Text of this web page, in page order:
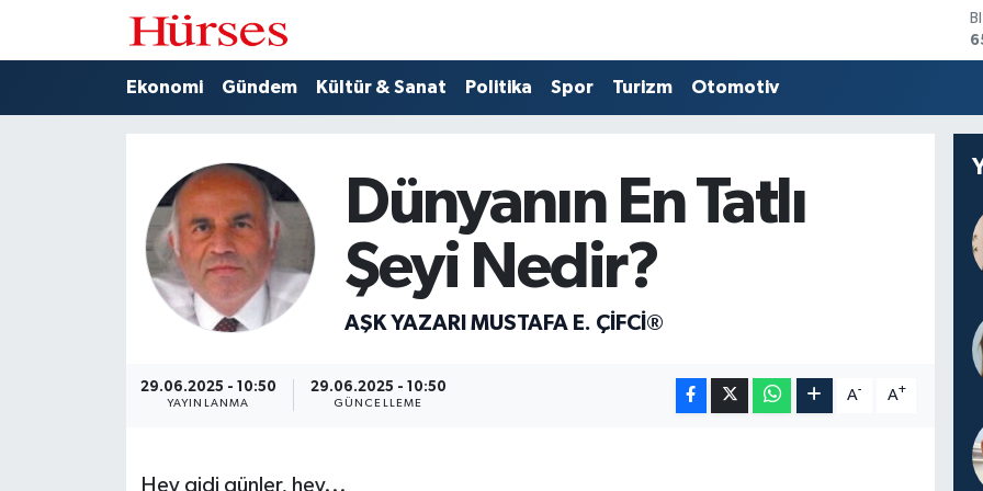
Ekonomi Gündem Kültür & Sanat Politika Spor Turizm Otomotiv
Dünyanın En Tatlı
Şeyi Nedir?
AŞK YAZARI MUSTAFA E. ÇIFCI®
29.06.2025 - 10:50
YAYINLANMA
29.06.2025 - 10:50
GÜNCELLEME
A- A+
Hey gidi günler, hey...
Ekonomi
Kültür & Sanat
Hava Durumu
Süper Lig Puan Durumu ve Fikstür
Tüm Manşetler
Son Dakika Haberleri